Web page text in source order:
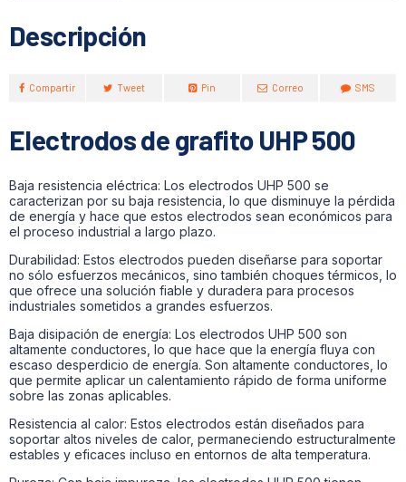
Descripción
Compartir Tweet Pin Correo SMS
Electrodos de grafito UHP 500
Baja resistencia eléctrica: Los electrodos UHP 500 se
caracterizan por su baja resistencia, lo que disminuye la pérdida
de energía y hace que estos electrodos sean económicos para
el proceso industrial a largo plazo.
Durabilidad: Estos electrodos pueden diseñarse para soportar
no sólo esfuerzos mecánicos, sino también choques térmicos, lo
que ofrece una solución fiable y duradera para procesos
industriales sometidos a grandes esfuerzos.
Baja disipación de energía: Los electrodos UHP 500 son
altamente conductores, lo que hace que la energía fluya con
escaso desperdicio de energía. Son altamente conductores, lo
que permite aplicar un calentamiento rápido de forma uniforme
sobre las zonas aplicables.
Resistencia al calor: Estos electrodos están diseñados para
soportar altos niveles de calor, permaneciendo estructuralmente
estables y eficaces incluso en entornos de alta temperatura.